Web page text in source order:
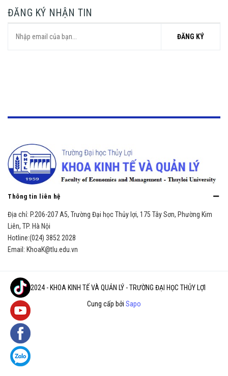
ĐĂNG KÝ NHẬN TIN
ĐĂNG KÝ
Thông tin liên hệ
Địa chỉ: P.206-207 A5, Trường Đại học Thủy lợi, 175 Tây Sơn, Phường Kim
Liên, TP. Hà Nội
Hotline:(024) 3852 2028
Email: KhoaK@tlu.edu.vn
© 2024 - KHOA KINH TẾ VÀ QUẢN LÝ - TRƯỜNG ĐẠI HỌC THỦY LỢI
Cung cấp bởi Sapo